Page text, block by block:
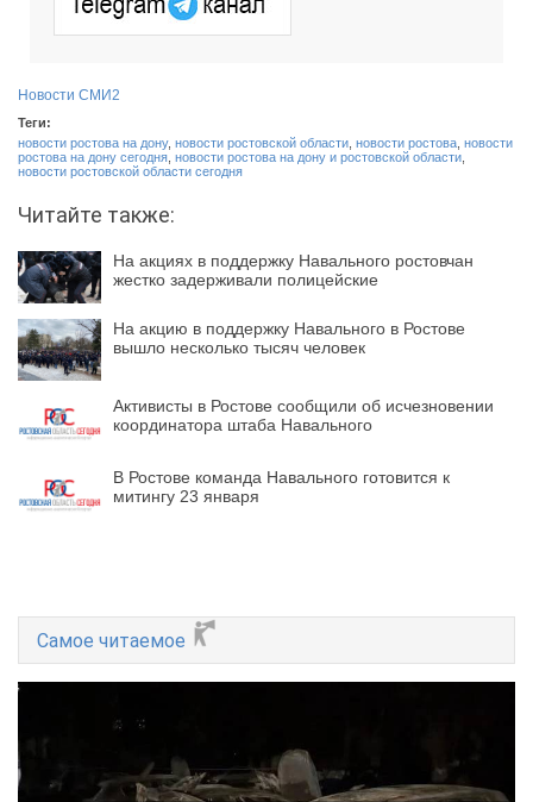
Новости СМИ2
Теги:
новости ростова на дону, новости ростовской области новости ростова новости
ростова на дону сегодня новости ростова на дону и ростовской области
новости ростовской области сегодня
Читайте также:
На акциях в поддержку Навального ростовчан
жестко задерживали полицейские
На акцию в поддержку Навального в Ростове
вышло несколько тысяч человек
Активисты в Ростове сообщили об исчезновении
координатора штаба Навального
В Ростове команда Навального готовится к
митингу 23 января
Самое читаемое